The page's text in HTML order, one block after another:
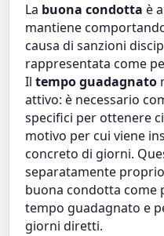
La buona condotta è
mantiene
causa di sanzioni
rappresentata come
Iltempo guadagnato
attivo: è necessario
specifici per ottenere
motivo per cui viene
concreto di giorni.
separatamente
buona condotta come
tempo guadagnato e
giorni diretti.